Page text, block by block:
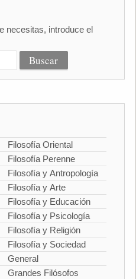
necesitas, introduce el
Filosofía Oriental
Filosofía Perenne
Filosofía y Antropología
Filosofía y Arte
Filosofía y Educación
Filosofía y Psicología
Filosofía y Religión
Filosofía y Sociedad
General
Grandes Filósofos